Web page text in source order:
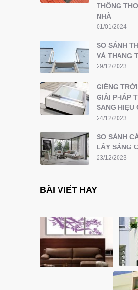
THÔNG
NHÀ
01/01/2024
SO SÁNH
VÀ THANG
29/12/2023
GIẾNG
GIẢI PHÁP
SÁNG HIỆU
24/12/2023
SO SÁNH
LẤY SÁNG
23/12/2023
BÀI VIẾT HAY